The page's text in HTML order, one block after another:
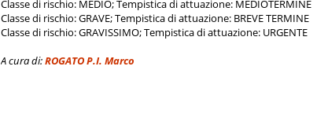
Classe di rischio: MEDIO; Tempistica di attuazione: MEDIOTERMINE
Classe di rischio: GRAVE; Tempistica di attuazione: BREVE TERMINE
Classe di rischio: GRAVISSIMO; Tempistica di attuazione: URGENTE
A cura di:ROGATO P.I. Marco